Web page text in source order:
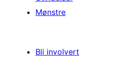
Mønstre
Bli involvert